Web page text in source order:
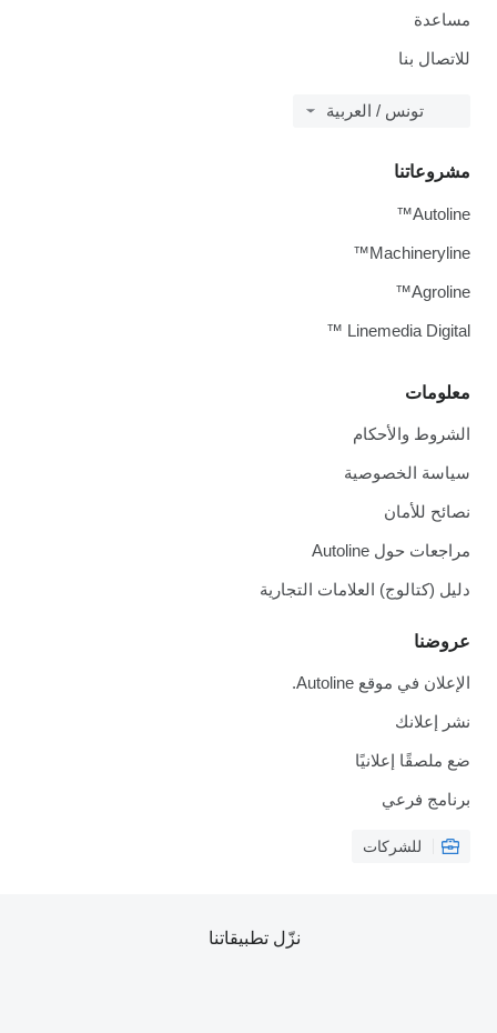
مساعدة
للاتصال بنا
تونس / العربية
معلومات
الشروط والأحكام
سياسة الخصوصية
نصائح للأمان
مراجعات حول Autoline
دليل (كتالوج) العلامات التجارية
عروضنا
الإعلان في موقع Autoline.
نشر إعلانك
ضع ملصقًا إعلانيًا
برنامج فرعي
للشركات
مشروعاتنا
Autoline™
Machineryline™
Agroline™
Linemedia Digital ™
نزّل تطبيقاتنا